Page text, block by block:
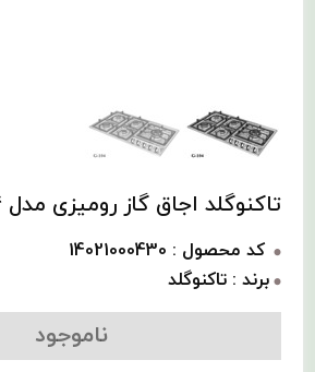
تاکنوگلد اجاق گاز رومیزی مدل G104 قوس دار
کد محصول : 14021000430
برند : تاکنوگلد
ناموجود